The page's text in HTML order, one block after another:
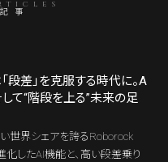
事
段差」を克服する時代に。A
て“階段を上る”未来の足
世界シェアを誇るRoborock
化したAI機能と、高い段差乗り